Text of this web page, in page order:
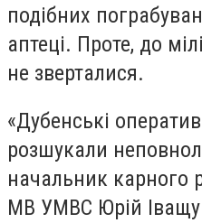
подібних
аптеці. Проте, до
не зверталися.
«Дубенські
розшукали
начальник карного
МВ УМВС Юрій